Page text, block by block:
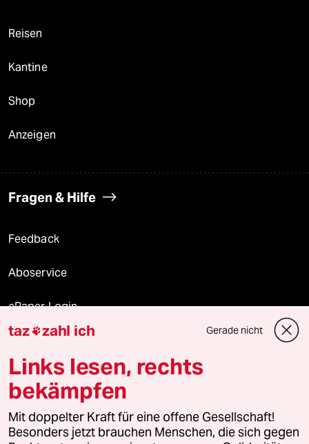
Reisen
Kantine
Shop
Anzeigen
Fragen & Hilfe
Feedback
Aboservice
ePaper Login
Downloads für Abonnierende
© 2026 taz Verlags und Vertriebs GmbH
Alle Rechte vorbehalten. Bei rechtlichen Fragen oder für Genehmigungen
wenden Sie sich bitte an
lizenzen@taz.de
taz zahl ich Gerade nicht
Links lesen, rechts
bekämpfen
Mit doppelter Kraft für eine offene Gesellschaft!
Besonders jetzt brauchen Menschen, die sich gegen